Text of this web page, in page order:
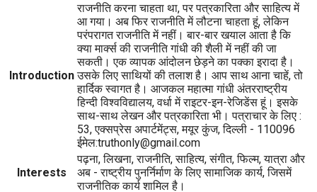
Introduction
राजनीति करना चाहता था, पर पत्रकारिता और साहित्य में
आ गया। अब फिर राजनीति में लौटना चाहता हूं, लेकिन
परंपरागत राजनीति में नहीं। बार-बार खयाल आता है कि
क्या मार्क्स की राजनीति गांधी की शैली में नहीं की जा
सकती। एक व्यापक आंदोलन छेड़ने का पक्का इरादा है।
उसके लिए साथियों की तलाश है। आप साथ आना चाहें, तो
हार्दिक स्वागत है। आजकल महात्मा गांधी अंतरराष्ट्रीय
हिन्दी विश्वविद्यालय, वर्धा में राइटर-इन-रेजिडेंस हूं। इसके
साथ-साथ लेखन और पत्रकारिता भी। पत्राचार के लिए :
53, एक्सप्रेस अपार्टमेंट्स, मयूर कुंज, दिल्ली - 110096
ईमेल:truthonly@gmail.com
Interests
पढ़ना, लिखना, राजनीति, साहित्य, संगीत, फिल्म, यात्रा और
अब - राष्ट्रीय पुनर्निर्माण के लिए सामाजिक कार्य, जिसमें
राजनीतिक कार्य शामिल है।